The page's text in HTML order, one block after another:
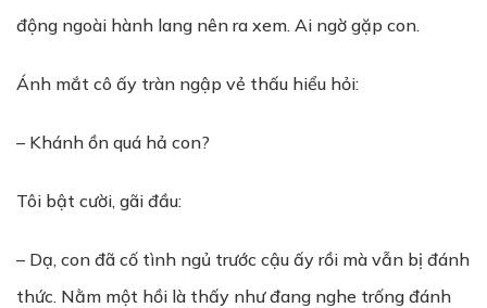
động ngoài hành lang nên ra xem. Ai ngờ gặp con.
Ánh mắt cô ấy tràn ngập vẻ thấu hiểu hỏi:
– Khánh ồn quá hả con?
Tôi bật cười, gãi đầu:
– Dạ, con đã cố tình ngủ trước cậu ấy rồi mà vẫn bị đánh
thức. Nằm một hồi là thấy như đang nghe trống đánh